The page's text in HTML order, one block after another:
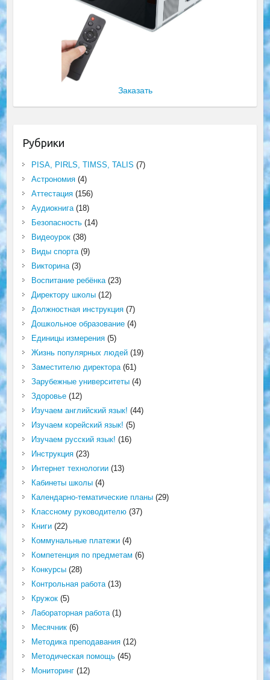
Заказать
Рубрики
PISA, PIRLS, TIMSS, TALIS (7)
Астрономия(4)
Аттестация(156)
Аудиокнига(18)
Безопасность(14)
Видеоурок(38)
Виды спорта(9)
Викторина(3)
Воспитание ребёнка(23)
Директору школы(12)
Должностная инструкция(7)
Дошкольное образование(4)
Единицы измерения(5)
Жизнь популярных людей(19)
Заместителю директора(61)
Зарубежные университеты(4)
Здоровье(12)
Изучаем английский язык! (44)
Изучаем корейский язык! (5)
Изучаем русский язык! (16)
Инструкция(23)
Интернет технологии(13)
Кабинеты школы(4)
Календарно-тематические планы(29)
Классному руководителю(37)
Книги(22)
Коммунальные платежи(4)
Компетенция по предметам (6)
Конкурсы(28)
Контрольная работа(13)
Кружок(5)
Лабораторная работа(1)
Месячник(6)
Методика преподавания(12)
Методическая помощь(45)
Мониторинг(12)